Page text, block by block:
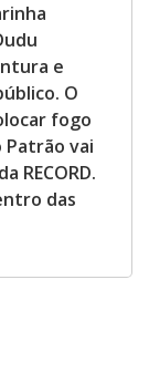
e
O
fogo
Patrão vai
RECORD.
das